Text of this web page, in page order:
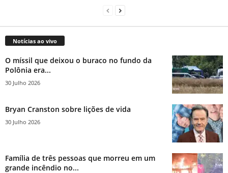
Notícias ao vivo
O míssil que deixou o buraco no fundo da
Polônia era...
30 Julho 2026
Bryan Cranston sobre lições de vida
30 Julho 2026
Família de três pessoas que morreu em um
grande incêndio no...